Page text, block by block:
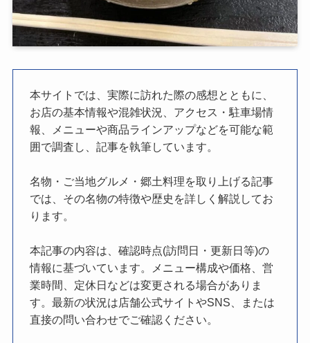
本サイトでは、実際に訪れた際の感想とともに、
お店の基本情報や混雑状況、アクセス・駐車場情
報、メニューや商品ラインアップなどを可能な範
囲で調査し、記事を執筆しています。
名物・ご当地グルメ・郷土料理を取り上げる記事
では、その名物の特徴や歴史を詳しく解説してお
ります。
本記事の内容は、確認時点(訪問日・更新日等)の
情報に基づいています。メニュー構成や価格、営
業時間、定休日などは変更される場合がありま
す。最新の状況は店舗公式サイトやSNS、または
直接の問い合わせでご確認ください。